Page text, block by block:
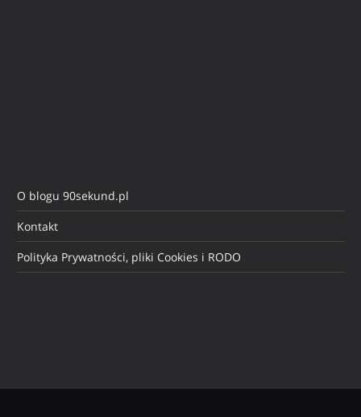
O blogu 90sekund.pl
Kontakt
Polityka Prywatności, pliki Cookies i RODO